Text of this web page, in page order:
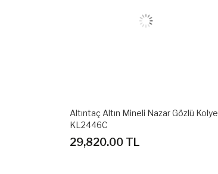
Altıntaç Altın Mineli Nazar Gözlü Kolye
KL2446C
29,820.00 TL